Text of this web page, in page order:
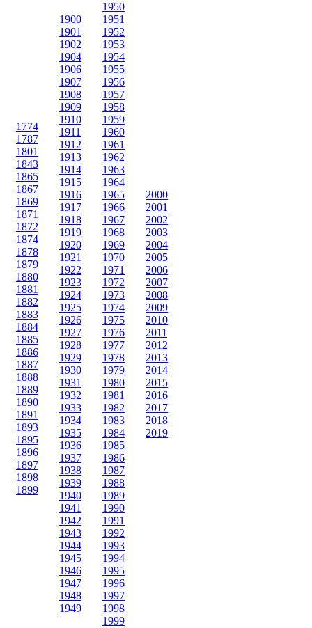
1774
1787
1801
1843
1865
1867
1869
1871
1872
1874
1878
1879
1880
1881
1882
1883
1884
1885
1886
1887
1888
1889
1890
1891
1893
1895
1896
1897
1898
1899
1900
1901
1902
1904
1906
1907
1908
1909
1910
1911
1912
1913
1914
1915
1916
1917
1918
1919
1920
1921
1922
1923
1924
1925
1926
1927
1928
1929
1930
1931
1932
1933
1934
1935
1936
1937
1938
1939
1940
1941
1942
1943
1944
1945
1946
1947
1948
1949
1950
1951
1952
1953
1954
1955
1956
1957
1958
1959
1960
1961
1962
1963
1964
1965
1966
1967
1968
1969
1970
1971
1972
1973
1974
1975
1976
1977
1978
1979
1980
1981
1982
1983
1984
1985
1986
1987
1988
1989
1990
1991
1992
1993
1994
1995
1996
1997
1998
1999
2000
2001
2002
2003
2004
2005
2006
2007
2008
2009
2010
2011
2012
2013
2014
2015
2016
2017
2018
2019